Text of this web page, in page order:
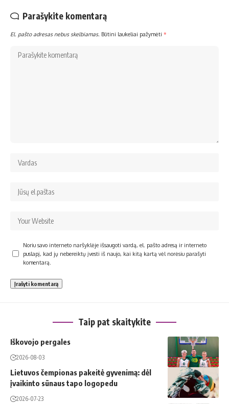
Parašykite komentarą
El. pašto adresas nebus skelbiamas. Būtini laukeliai pažymėti *
Noriu savo interneto naršyklėje išsaugoti vardą, el. pašto adresą ir interneto
puslapį, kad jų nebereiktų įvesti iš naujo, kai kitą kartą vėl norėsiu parašyti
komentarą.
Taip pat skaitykite
Iškovojo pergales
2026-08-03
Lietuvos čempionas pakeitė gyvenimą: dėl
įvaikinto sūnaus tapo logopedu
2026-07-23